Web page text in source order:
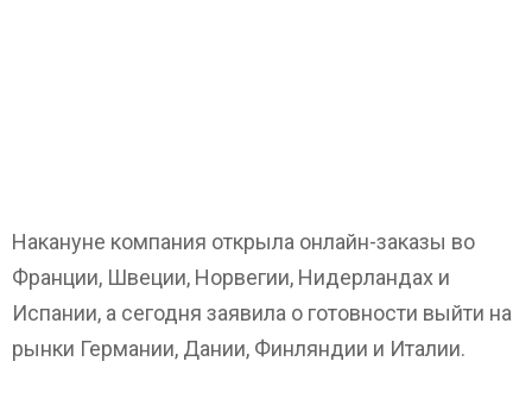
Накануне компания открыла онлайн-заказы во
Франции, Швеции, Норвегии, Нидерландах и
Испании, а сегодня заявила о готовности выйти на
рынки Германии, Дании, Финляндии и Италии.